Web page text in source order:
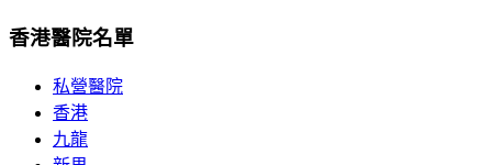
香港醫院名單
私營醫院
香港
九龍